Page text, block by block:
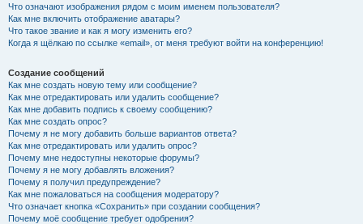
Что означают изображения рядом с моим именем пользователя?
Как мне включить отображение аватары?
Что такое звание и как я могу изменить его?
Когда я щёлкаю по ссылке «email», от меня требуют войти на конференцию!
Создание сообщений
Как мне создать новую тему или сообщение?
Как мне отредактировать или удалить сообщение?
Как мне добавить подпись к своему сообщению?
Как мне создать опрос?
Почему я не могу добавить больше вариантов ответа?
Как мне отредактировать или удалить опрос?
Почему мне недоступны некоторые форумы?
Почему я не могу добавлять вложения?
Почему я получил предупреждение?
Как мне пожаловаться на сообщения модератору?
Что означает кнопка «Сохранить» при создании сообщения?
Почему моё сообщение требует одобрения?